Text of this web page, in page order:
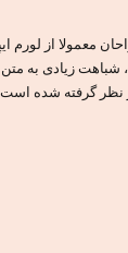
معمولا از
زیادی به
نظر گرفته شده